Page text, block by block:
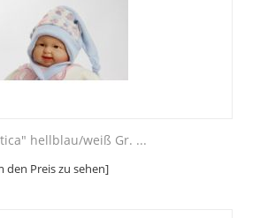
hellblau/weiß Gr. ...
den Preis zu sehen]